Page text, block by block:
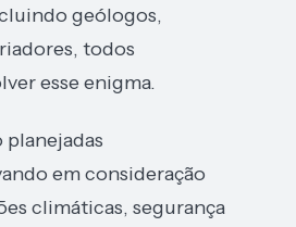
geólogos,
todos
esse enigma.
planejadas
em consideração
climáticas, segurança